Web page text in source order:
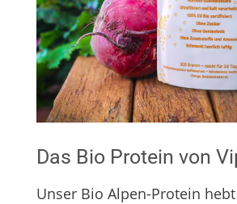
Das Bio Protein von
Unser Bio Alpen-Protein